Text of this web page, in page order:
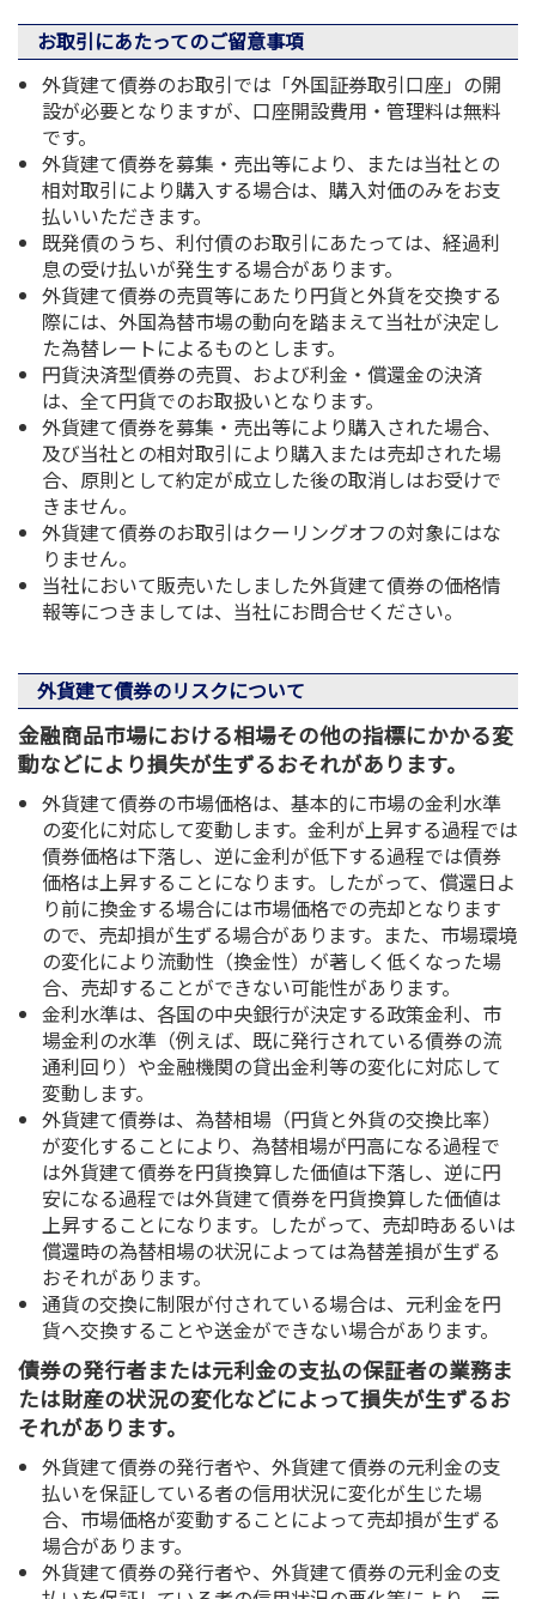
お取引にあたってのご留意事項
外貨建て債券のお取引では「外国証券取引口座」の開
設が必要となりますが、口座開設費用・管理料は無料
です。
外貨建て債券を募集・売出等により、または当社との
相対取引により購入する場合は、購入対価のみをお支
払いいただきます。
既発債のうち、利付債のお取引にあたっては、経過利
息の受け払いが発生する場合があります。
外貨建て債券の売買等にあたり円貨と外貨を交換する
際には、外国為替市場の動向を踏まえて当社が決定し
た為替レートによるものとします。
円貨決済型債券の売買、および利金・償還金の決済
は、全て円貨でのお取扱いとなります。
外貨建て債券を募集・売出等により購入された場合、
及び当社との相対取引により購入または売却された場
合、原則として約定が成立した後の取消しはお受けで
きません。
外貨建て債券のお取引はクーリングオフの対象にはな
りません。
当社において販売いたしました外貨建て債券の価格情
報等につきましては、当社にお問合せください。
外貨建て債券のリスクについて
金融商品市場における相場その他の指標にかかる変
動などにより損失が生ずるおそれがあります。
外貨建て債券の市場価格は、基本的に市場の金利水準
の変化に対応して変動します。金利が上昇する過程では
債券価格は下落し、逆に金利が低下する過程では債券
価格は上昇することになります。したがって、償還日よ
り前に換金する場合には市場価格での売却となります
ので、売却損が生ずる場合があります。また、市場環境
の変化により流動性（換金性）が著しく低くなった場
合、売却することができない可能性があります。
金利水準は、各国の中央銀行が決定する政策金利、市
場金利の水準（例えば、既に発行されている債券の流
通利回り）や金融機関の貸出金利等の変化に対応して
変動します。
外貨建て債券は、為替相場（円貨と外貨の交換比率）
が変化することにより、為替相場が円高になる過程で
は外貨建て債券を円貨換算した価値は下落し、逆に円
安になる過程では外貨建て債券を円貨換算した価値は
上昇することになります。したがって、売却時あるいは
償還時の為替相場の状況によっては為替差損が生ずる
おそれがあります。
通貨の交換に制限が付されている場合は、元利金を円
貨へ交換することや送金ができない場合があります。
債券の発行者または元利金の支払の保証者の業務ま
たは財産の状況の変化などによって損失が生ずるお
それがあります。
外貨建て債券の発行者や、外貨建て債券の元利金の支
払いを保証している者の信用状況に変化が生じた場
合、市場価格が変動することによって売却損が生ずる
場合があります。
外貨建て債券の発行者や、外貨建て債券の元利金の支